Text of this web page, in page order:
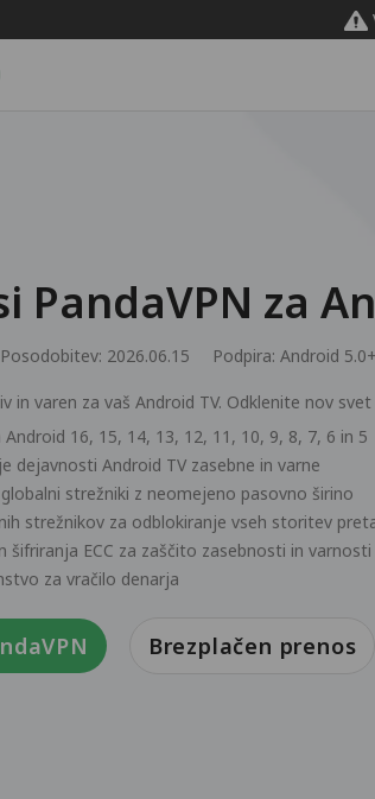
PandaVPN za
Posodobitev: 2026.06.15 Podpira: Android 5.0+
in varen za vaš Android TV. Odklenite nov svet
Android 16, 15, 14, 13, 12, 11, 10, 9, 8, 7, 6 in 5
dejavnosti Android TV zasebne in varne
strežniki z neomejeno pasovno širino
strežnikov za odblokiranje vseh storitev
šifriranja ECC za zaščito zasebnosti in
za vračilo denarja
Brezplačen prenos